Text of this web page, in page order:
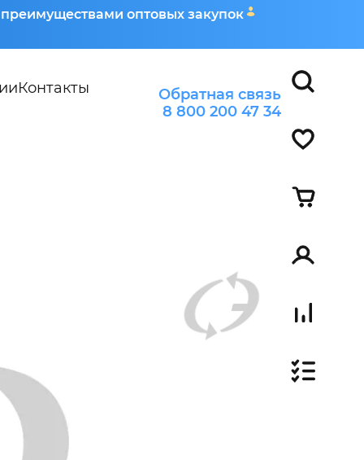
оптовых закупок
Контакты
Обратная связь
8 800 200 47 34